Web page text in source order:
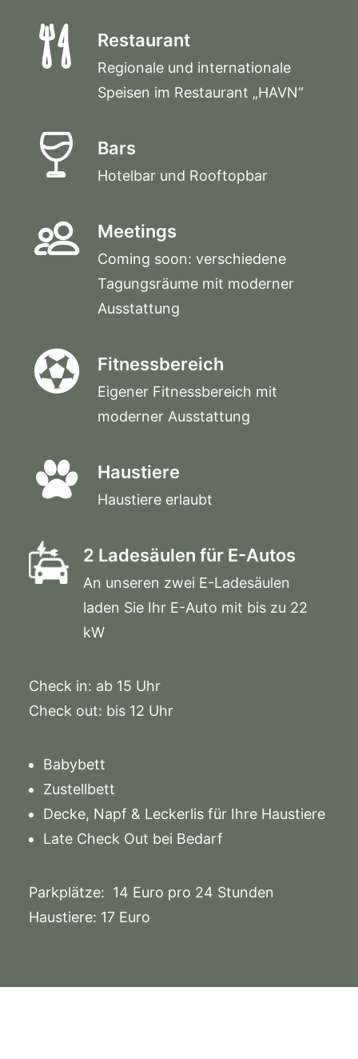
Restaurant
Regionale und internationale
Speisen im Restaurant „HAVN“
Bars
Hotelbar und Rooftopbar
Meetings
Coming soon: verschiedene
Tagungsräume mit moderner
Ausstattung
Fitnessbereich
Eigener Fitnessbereich mit
moderner Ausstattung
Haustiere
Haustiere erlaubt
2 Ladesäulen für E-Autos
An unseren zwei E-Ladesäulen
laden Sie Ihr E-Auto mit bis zu 22
kW
Check in: ab 15 Uhr
Check out: bis 12 Uhr
Babybett
Zustellbett
Decke, Napf & Leckerlis für Ihre Haustiere
Late Check Out bei Bedarf
Parkplätze: 14 Euro pro 24 Stunden
Haustiere: 17 Euro